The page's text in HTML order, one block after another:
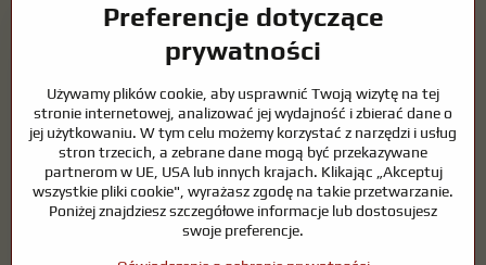
harmonijne środowisko sprzyjające relaksowi i życiu zwierząt
wodnych. Odpowiednia technologia, filtracja i regularna
konserwacja są kluczem do czystej wody i zdrowego stawu przez
naszego życia.
Konie wymagają wysokiej jakości sprzętu jeździeckiego,
odpowiedniego odżywiania i odpowiedzialnej opieki, aby być zdrowe,
silne i zadowolone. Niezależnie od tego, czy chodzi o sprzęt dla
jeźdźców, hodowców, czy miłośników natury, celem jest stworzenie
środowiska, które wspiera naturalną równowagę, bezpieczeństwo i
Preferencje dotyczące
prywatności
Używamy plików cookie, aby usprawnić Twoją wizytę na tej
stronie internetowej, analizować jej wydajność i zbierać dane o
jej użytkowaniu. W tym celu możemy korzystać z narzędzi i usług
stron trzecich, a zebrane dane mogą być przekazywane
partnerom w UE, USA lub innych krajach. Klikając „Akceptuj
wszystkie pliki cookie", wyrażasz zgodę na takie przetwarzanie.
Poniżej znajdziesz szczegółowe informacje lub dostosujesz
swoje preferencje.